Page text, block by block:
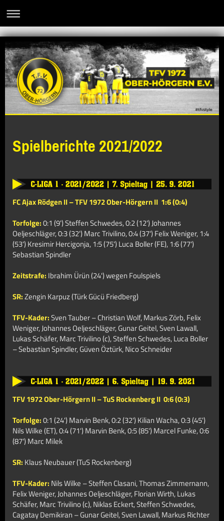
Spielberichte 2021/2022
FC Ajax Rödgen II–TFV 1972 Ober-Hörgern II 1:6 (0:4)
Torfolge:0:1 (9') Steffen Schwedes, 0:2 (12') Johannes
Oeljeschläger, 0:3 (32') Marc Trivilino, 0:4 (37') Felix Weniger, 1:4
(53') Kresimir Hercigonja, 1:5 (75') Luca Boller (FE), 1:6 (77')
Sebastian Spindler
Zeitstrafe: Ibrahim Ürün (24') wegen Foulspiels
SR:Zengin Karpuz (Türk Gücü Friedberg)
TFV-Kader:Sven Tauber – Christian Wolf, Markus Zörb, Felix
Weniger, Johannes Oeljeschläger, Gunar Geitel, Sven Lawall,
Lukas Schäfer, Marc Trivilino (c), Steffen Schwedes, Luca Boller
–Sebastian Spindler, Güven Öztürk, Nico Schneider
TFV 1972 Ober-Hörgern II– TuS Rockenberg II 0:6 (0:3)
Torfolge:0:1 (24') Marvin Benk, 0:2 (32') Kilian Wacha, 0:3 (45')
Nils Wilke (ET),0:4 (71') Marvin Benk, 0:5 (85') Marcel Funke, 0:6
(87') Marc Milek
SR: Klaus Neubauer (TuS Rockenberg)
TFV-Kader: Nils Wilke – Steffen Clasani, Thomas Zimmernann,
Felix Weniger, Johannes Oeljeschläger, Florian Wirth, Lukas
Schäfer, Marc Trivilino (c), Niklas Eckert, Steffen Schwedes,
Cagatay Demikiran –Gunar Geitel, Sven Lawall, Markus Richter